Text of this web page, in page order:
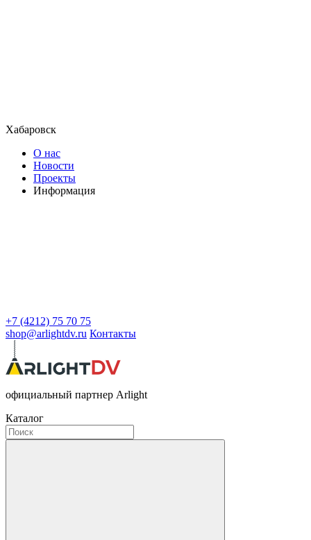
Хабаровск
О нас
Новости
Проекты
Информация
+7 (4212) 75 70 75
shop@arlightdv.ru Контакты
официальный партнер Arlight
Каталог